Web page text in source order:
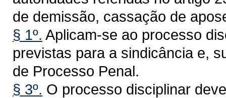
de demissão, cassação de
§ 1º. Aplicam-se ao processo
previstas para a sindicância e,
de Processo Penal.
§ 3º. O processo disciplinar